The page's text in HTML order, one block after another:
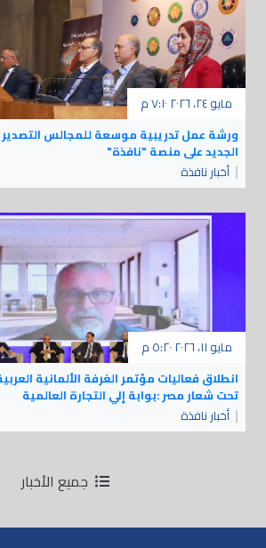
ورشة عمل تدريبية موسعة للمجالس
الجديد على منصة "نافذة"
مايو ٢٤، ٢٠٢٦ ٧:١٠ م
أخبار نافذة
انطلاق فعاليات مؤتمر الغرفة الألمانية
تحت شعار مصر :بوابة إلي التجارة العالمية
مايو ١١، ٢٠٢٦ ٥:٢٠ م
أخبار نافذة
جميع الأخبار